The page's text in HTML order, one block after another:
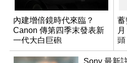
內建增倍鏡時代來臨？
Canon 傳第四季末發表新
一代大白巨砲
蓄
頭